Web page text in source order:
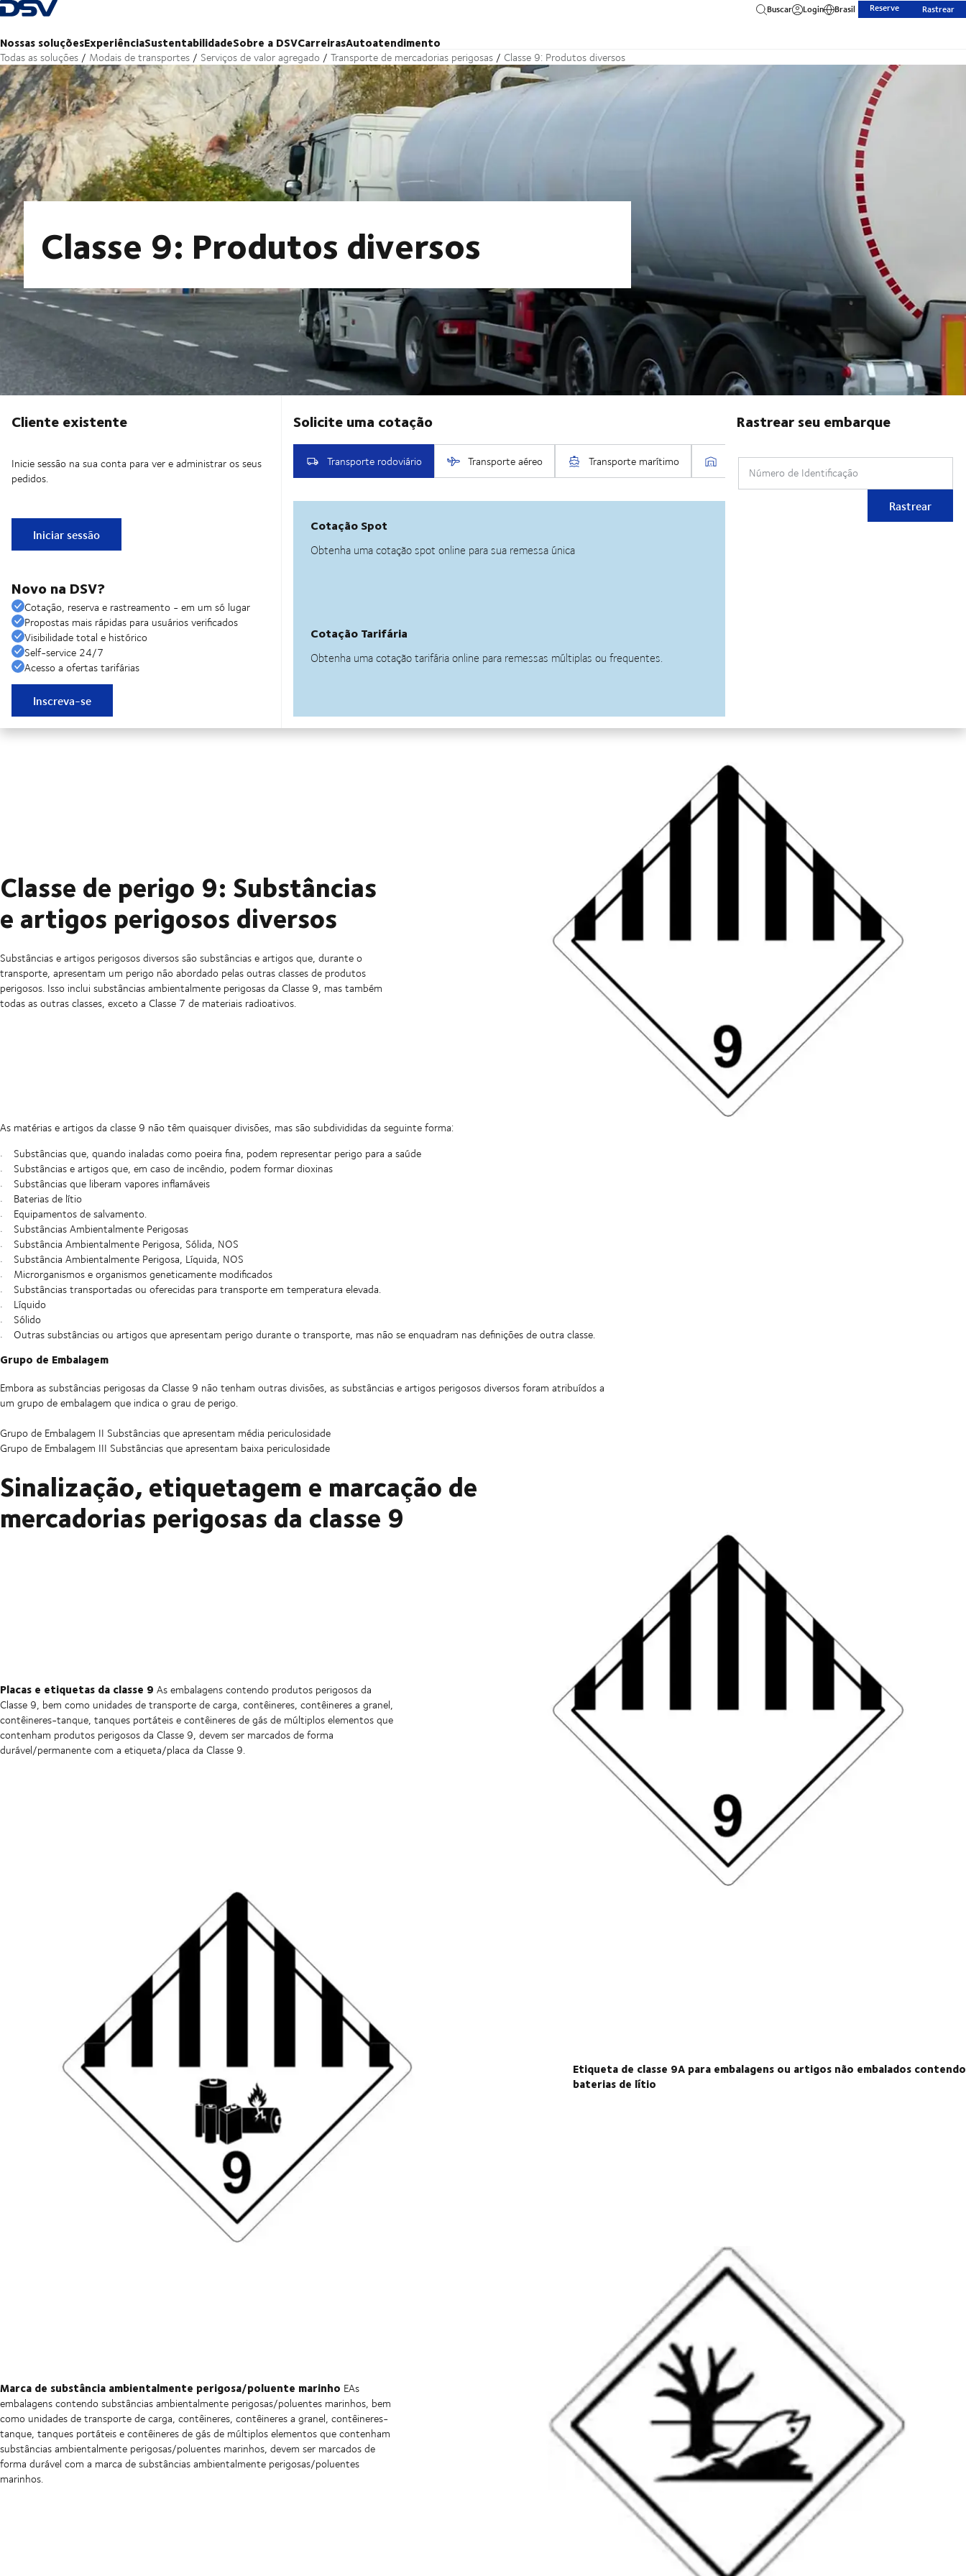
Voltar à página inicial
Nossas soluçõesExperiênciaSustentabilidadeSobre a DSVCarreirasAutoatendimento
Buscar Login Brasil Reserve Rastrear
Todas as soluções Modais de transportes Serviços de valor agregado Transporte de mercadorias perigosas Classe 9: Produtos diversos
Classe 9: Produtos diversos
Cliente existente
Inicie sessão na sua conta para ver e administrar os seus
pedidos.
Iniciar sessão
Novo na DSV?
Cotação, reserva e rastreamento - em um só lugar
Propostas mais rápidas para usuários verificados
Visibilidade total e histórico
Self-service 24/7
Acesso a ofertas tarifárias
Inscreva-se
Rastrear seu embarque
Número de Identificação
Rastrear
Classe de perigo 9: Substâncias
e artigos perigosos diversos
Substâncias e artigos perigosos diversos são substâncias e artigos que, durante o
transporte, apresentam um perigo não abordado pelas outras classes de produtos
perigosos. Isso inclui substâncias ambientalmente perigosas da Classe 9, mas também
todas as outras classes, exceto a Classe 7 de materiais radioativos.
As matérias e artigos da classe 9 não têm quaisquer divisões, mas são subdivididas da seguinte forma:
Substâncias que, quando inaladas como poeira fina, podem representar perigo para a saúde
Substâncias e artigos que, em caso de incêndio, podem formar dioxinas
Substâncias que liberam vapores inflamáveis
Baterias de lítio
Equipamentos de salvamento.
Substâncias Ambientalmente Perigosas
Substância Ambientalmente Perigosa, Sólida, NOS
Substância Ambientalmente Perigosa, Líquida, NOS
Microrganismos e organismos geneticamente modificados
Substâncias transportadas ou oferecidas para transporte em temperatura elevada.
Líquido
Sólido
Outras substâncias ou artigos que apresentam perigo durante o transporte, mas não se enquadram nas definições de outra classe.
Grupo de Embalagem
Embora as substâncias perigosas da Classe 9 não tenham outras divisões, as substâncias e artigos perigosos diversos foram atribuídos a
um grupo de embalagem que indica o grau de perigo.
Grupo de Embalagem II Substâncias que apresentam média periculosidade
Grupo de Embalagem III Substâncias que apresentam baixa periculosidade
Sinalização, etiquetagem e marcação de
mercadorias perigosas da classe 9
Placas e etiquetas da classe 9 As embalagens contendo produtos perigosos da
Classe 9, bem como unidades de transporte de carga, contêineres, contêineres a granel,
contêineres-tanque, tanques portáteis e contêineres de gás de múltiplos elementos que
contenham produtos perigosos da Classe 9, devem ser marcados de forma
durável/permanente com a etiqueta/placa da Classe 9.
Etiqueta de classe 9A para embalagens ou artigos não embalados contendo
baterias de lítio
Marca de substância ambientalmente perigosa/poluente marinho EAs
embalagens contendo substâncias ambientalmente perigosas/poluentes marinhos, bem
como unidades de transporte de carga, contêineres, contêineres a granel, contêineres-
tanque, tanques portáteis e contêineres de gás de múltiplos elementos que contenham
substâncias ambientalmente perigosas/poluentes marinhos, devem ser marcados de
forma durável com a marca de substâncias ambientalmente perigosas/poluentes
marinhos.